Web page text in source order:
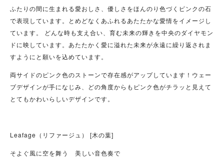
ふたりの間に生まれる愛おしさ、優しさをほんのり色づくピンクの石
で表現しています。とめどなくあふれるあたたかな愛情をイメージし
ています。 どんな時も支え合い、育む未来の輝きを中央のダイヤモン
ドに映しています。あたたかく愛に溢れた未来が永遠に繰り返されま
すようにと願いを込めています。
両サイドのピンク色のストーンで存在感がアップしています！ウェー
ブデザインが手になじみ、どの角度からもピンク色がチラッと見えて
とてもかわいらしいデザインです。
Leafage（リファージュ） [木の葉]
そよぐ風に空を舞う 美しい音色奏で